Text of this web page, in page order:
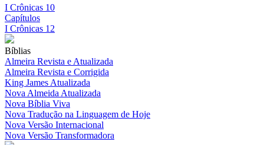
I Crônicas 10
Capítulos
I Crônicas 12
Bíblias
Almeira Revista e Atualizada
Almeira Revista e Corrigida
King James Atualizada
Nova Almeida Atualizada
Nova Bíblia Viva
Nova Tradução na Linguagem de Hoje
Nova Versão Internacional
Nova Versão Transformadora